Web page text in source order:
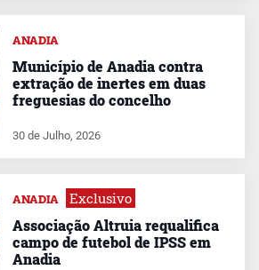
ANADIA
Município de Anadia contra
extração de inertes em duas
freguesias do concelho
30 de Julho, 2026
ANADIA Exclusivo
Associação Altruia requalifica
campo de futebol de IPSS em
Anadia